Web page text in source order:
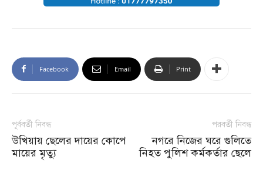
Facebook Email Print
পূর্ববর্তী নিবন্ধ
উখিয়ায় ছেলের দায়ের কোপে
মায়ের মৃত্যু
পরবর্তী নিবন্ধ
নগরে নিজের ঘরে গুলিতে
নিহত পুলিশ কর্মকর্তার ছেলে